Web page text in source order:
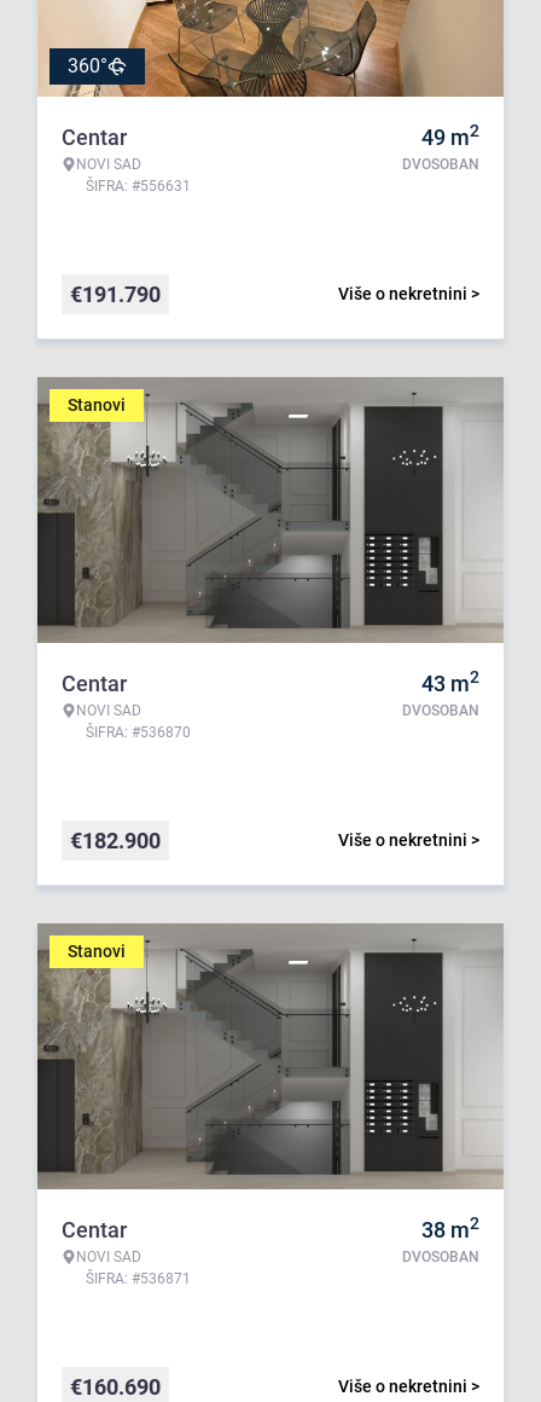
360°
Centar
NOVI SAD
ŠIFRA: #556631
49 m2
DVOSOBAN
Više o nekretnini >
€191.790
Stanovi
Centar
NOVI SAD
ŠIFRA: #536870
43 m2
DVOSOBAN
Više o nekretnini >
€182.900
Stanovi
Centar
NOVI SAD
ŠIFRA: #536871
38 m2
DVOSOBAN
Više o nekretnini >
€160.690